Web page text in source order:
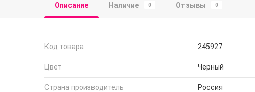
Описание Наличие 0 Отзывы 0
Код товара 245927
Цвет Черный
Страна производитель Россия